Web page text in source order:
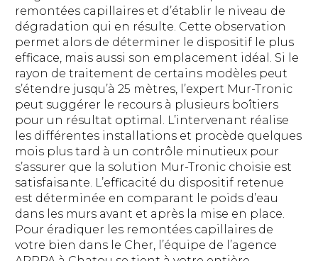
remontées capillaires et d’établir le niveau de
dégradation qui en résulte. Cette observation
permet alors de déterminer le dispositif le plus
efficace, mais aussi son emplacement idéal. Si le
rayon de traitement de certains modèles peut
s’étendre jusqu’à 25 mètres, l’expert Mur-Tronic
peut suggérer le recours à plusieurs boîtiers
pour un résultat optimal. L’intervenant réalise
les différentes installations et procède quelques
mois plus tard à un contrôle minutieux pour
s’assurer que la solution Mur-Tronic choisie est
satisfaisante. L’efficacité du dispositif retenue
est déterminée en comparant le poids d’eau
dans les murs avant et après la mise en place.
Pour éradiquer les remontées capillaires de
votre bien dans le Cher, l’équipe de l’agence